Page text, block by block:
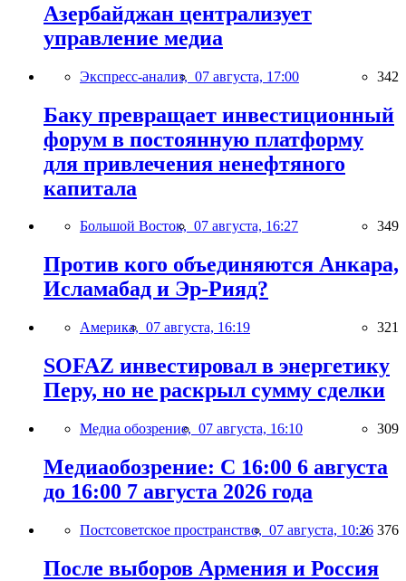
Азербайджан централизует
управление медиа
Экспресс-анализ, 07 августа, 17:00 342
Баку превращает инвестиционный
форум в постоянную платформу
для привлечения ненефтяного
капитала
Большой Восток, 07 августа, 16:27 349
Против кого объединяются Анкара,
Исламабад и Эр-Рияд?
Америка, 07 августа, 16:19 321
SOFAZ инвестировал в энергетику
Перу, но не раскрыл сумму сделки
Медиа обозрение, 07 августа, 16:10 309
Медиаобозрение: С 16:00 6 августа
до 16:00 7 августа 2026 года
Постсоветское пространство, 07 августа, 10:26 376
После выборов Армения и Россия